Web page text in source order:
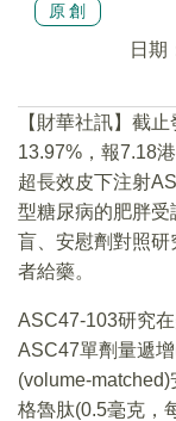
原創
日期
【財華社訊】截
13.97%，報7.18
超長效皮下注射
型糖尿病的肥胖
盲、安慰劑對照
者給藥。
ASC47-103研究
ASC47單劑量遞
(volume-
格魯肽(0.5毫克，